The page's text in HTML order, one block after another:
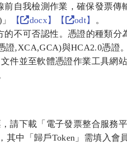
自我檢測作業，確保發票傳
【 docx】 【 odt】 。
不可否認性。憑證的種類分
,XCA,GCA)與HCA2.0憑證
文件並至軟體憑證作業工具網
請下載「電子發票整合服務
其中「歸戶Token」需填入會